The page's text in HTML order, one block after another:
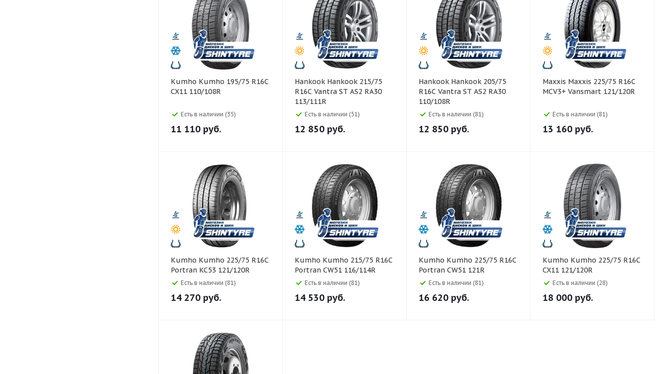
Kumho Kumho 195/75 R16C
CX11 110/108R
Есть в наличии (35)
11 110 руб.
Hankook Hankook 215/75
R16C Vantra ST AS2 RA30
113/111R
Есть в наличии (51)
12 850 руб.
Hankook Hankook 205/75
R16C Vantra ST AS2 RA30
110/108R
Есть в наличии (81)
12 850 руб.
Maxxis Maxxis 225/75 R16C
MCV3+ Vansmart 121/120R
Есть в наличии (81)
13 160 руб.
Kumho Kumho 225/75 R16C
Portran KC53 121/120R
Есть в наличии (81)
14 270 руб.
Kumho Kumho 215/75 R16C
Portran CW51 116/114R
Есть в наличии (81)
14 530 руб.
Kumho Kumho 225/75 R16C
Portran CW51 121R
Есть в наличии (81)
16 620 руб.
Kumho Kumho 225/75 R16C
CX11 121/120R
Есть в наличии (28)
18 000 руб.